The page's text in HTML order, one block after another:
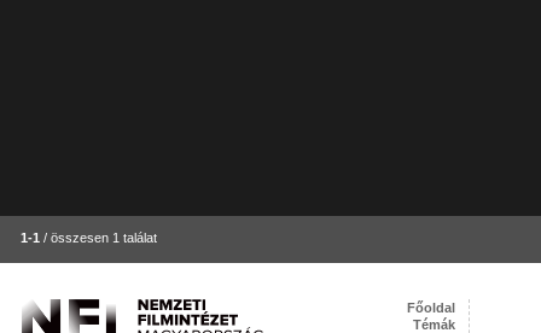
1-1 / összesen 1 találat
Főoldal
Témák